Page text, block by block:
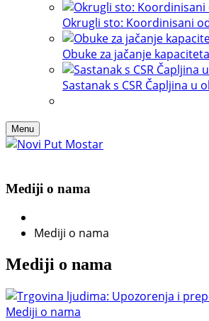
Okrugli sto: Koordinisani
Obuke za jačanje
Sastanak s CSR Čapljina u
Menu
Mediji o nama
Mediji o nama
Mediji o nama
Mediji o nama